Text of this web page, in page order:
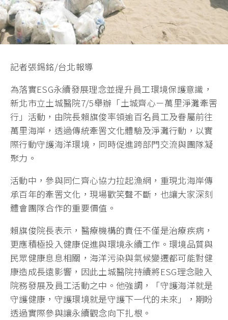
記者張錫銘/台北報導
為落實ESG永續發展理念並提升員工環境保護意識，
新北市立土城醫院7/5舉辦「土城齊心－萬里淨灘牽罟
行」活動，由院長賴旗俊率領逾百名員工及眷屬前往
萬里海岸，透過傳統牽罟文化體驗及淨灘行動，以實
際行動守護海洋環境，同時促進跨部門交流與團隊凝
聚力。
活動中，參與同仁齊心協力拉起漁網，重現北海岸傳
承百年的牽罟文化，現場歡笑聲不斷，也讓大家深刻
體會團隊合作的重要價值。
賴旗俊院長表示，醫療機構的責任不僅是治療疾病，
更應積極投入健康促進與環境永續工作。環境品質與
民眾健康息息相關，海洋污染與氣候變遷都可能對健
康造成長遠影響，因此土城醫院持續將ESG理念融入
院務發展及員工活動之中。他強調，「守護海洋就是
守護健康，守護環境就是守護下一代的未來」，期盼
透過實際參與讓永續觀念向下扎根。